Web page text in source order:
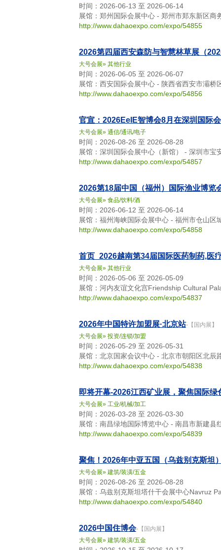
时间：2026-06-13 至 2026-06-14
展馆：郑州国际会展中心 - 郑州市郑东新区商
http://www.dahaoexpo.com/expo/54855
2026第四届西安森防与智慧林草展（
大号会展» 其他行业
时间：2026-06-05 至 2026-06-07
展馆：西安国际会展中心 - 陕西省西安市灞桥
http://www.dahaoexpo.com/expo/54856
官宣：2026EeIE智博会8月在深圳国际
大号会展» 通信/通讯/电子
时间：2026-08-26 至 2026-08-28
展馆：深圳国际会展中心（新馆） - 深圳市宝
http://www.dahaoexpo.com/expo/54857
2026第18届中国（福州）国际渔业博览
大号会展» 食品/饮料/酒
时间：2026-06-12 至 2026-06-14
展馆：福州海峡国际会展中心 - 福州市仓山区
http://www.dahaoexpo.com/expo/54858
首页_2026越南第34届国际医药制药,医
大号会展» 其他行业
时间：2026-05-06 至 2026-05-09
展馆：河内友谊文化宫Friendship Cultural
http://www.dahaoexpo.com/expo/54837
2026年中国特许加盟展·北京站-【国内展】
大号会展» 投资/连锁/加盟
时间：2026-05-29 至 2026-05-31
展馆：北京国家会议中心 - 北京市朝阳区北辰
http://www.dahaoexpo.com/expo/54838
即将开幕-2026江西矿业展，聚焦国际绿
大号会展» 工业/机械/加工
时间：2026-03-28 至 2026-03-30
展馆：南昌绿地国际博览中心 - 南昌市新建县
http://www.dahaoexpo.com/expo/54839
聚焦！2026年中亚五国（乌兹别克斯坦
大号会展» 建筑/装潢/五金
时间：2026-08-26 至 2026-08-28
展馆：乌兹别克斯坦塔什干会展中心Navruz
http://www.dahaoexpo.com/expo/54840
2026中国住博会-【国内展】
大号会展» 建筑/装潢/五金